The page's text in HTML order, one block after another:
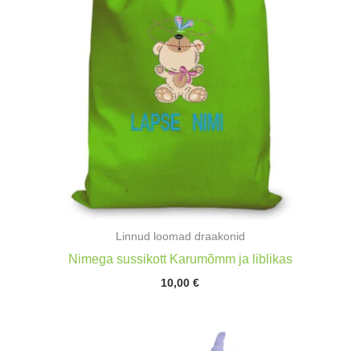
Linnud loomad draakonid
Nimega sussikott Karumõmm ja liblikas
10,00 €